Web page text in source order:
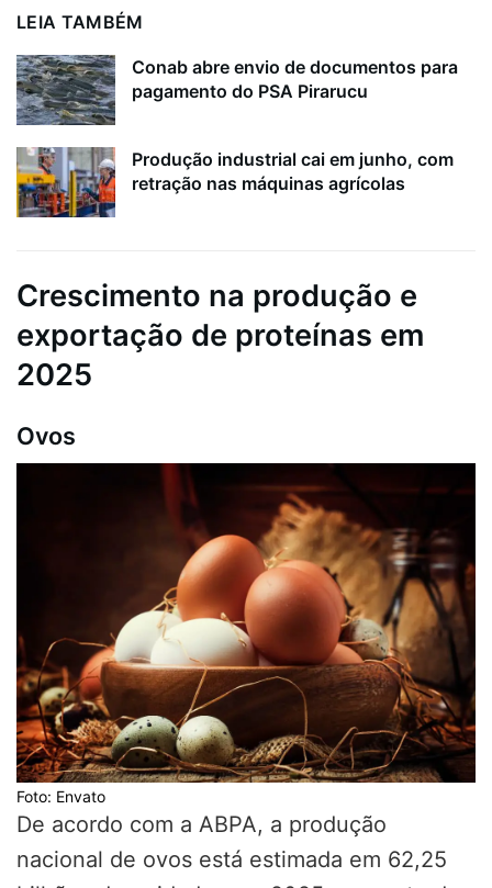
LEIA TAMBÉM
Conab abre envio de documentos para
pagamento do PSA Pirarucu
Produção industrial cai em junho, com
retração nas máquinas agrícolas
Crescimento na produção e
exportação de proteínas em
2025
Ovos
Foto: Envato
De acordo com a ABPA, a produção
nacional de ovos está estimada em 62,25